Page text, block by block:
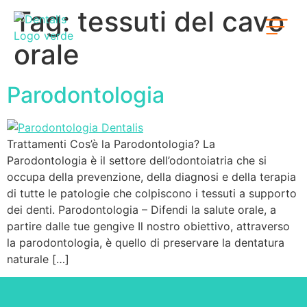
Tag: tessuti del cavo
orale
Parodontologia
Trattamenti Cos’è la Parodontologia? La
Parodontologia è il settore dell’odontoiatria che si
occupa della prevenzione, della diagnosi e della terapia
di tutte le patologie che colpiscono i tessuti a supporto
dei denti. Parodontologia – Difendi la salute orale, a
partire dalle tue gengive Il nostro obiettivo, attraverso
la parodontologia, è quello di preservare la dentatura
naturale […]